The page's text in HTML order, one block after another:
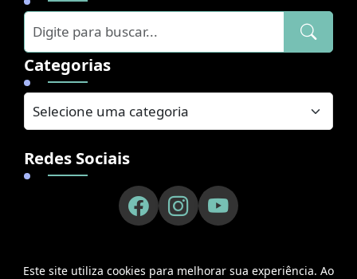
Categorias
Redes Sociais
Este site utiliza cookies para melhorar sua experiência. Ao